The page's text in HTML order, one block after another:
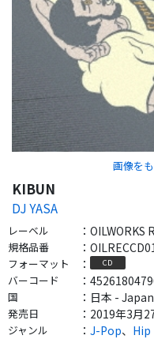
画像を
KIBUN
DJ YASA
レーベル ： OILWORKS
規格品番 ：
フォーマット ： CD
バーコード ：
国 ： 日本 - Japan
発売日 ： 2019年3月
ジャンル ： J-Pop、 Hip